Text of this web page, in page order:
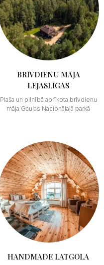
BRĪVDIENU MĀJA
LEJASLĪGAS
Plaša un pilnībā aprīkota brīvdienu
māja Gaujas Nacionālajā parkā
HANDMADE LATGOLA